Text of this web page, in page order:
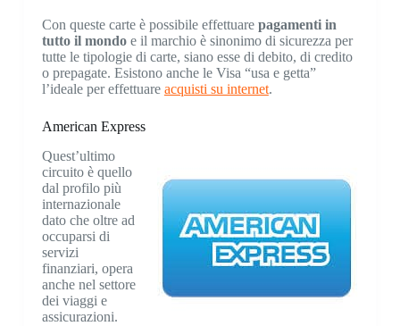
Con queste carte è possibile effettuare pagamenti in
tutto il mondoe il marchio è sinonimo di sicurezza per
tutte le tipologie di carte, siano esse di debito, di credito
o prepagate. Esistono anche le Visa “usa e getta”
l’ideale per effettuare acquisti su internet.
American Express
Quest’ultimo
circuito è quello
dal profilo più
internazionale
dato che oltre ad
occuparsi di
servizi
finanziari, opera
anche nel settore
dei viaggi e
assicurazioni.